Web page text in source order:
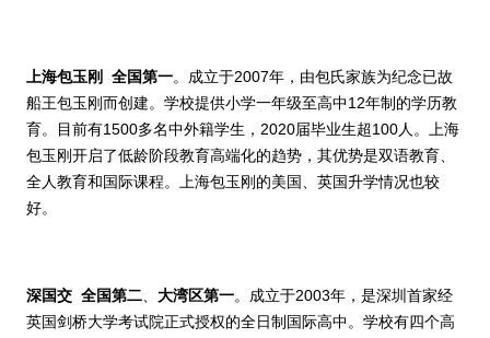
上海包玉刚 全国第一。成立于2007年，由包氏家族为纪念已故
船王包玉刚而创建。学校提供小学一年级至高中12年制的学历教
育。目前有1500多名中外籍学生， 2020届毕业生超100人。上海
包玉刚开启了低龄阶段教育高端化的趋势，其优势是双语教育、
全人教育和国际课程。上海包玉刚的美国、英国升学情况也较
好。
深国交 全国第二 大湾区第一。 成立于2003年，是深圳首家经
英国剑桥大学考试院正式授权的全日制国际高中。学校有四个高